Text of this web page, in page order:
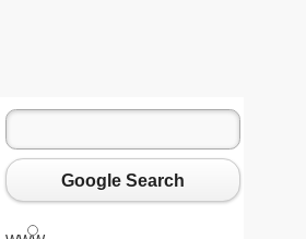
Google Search